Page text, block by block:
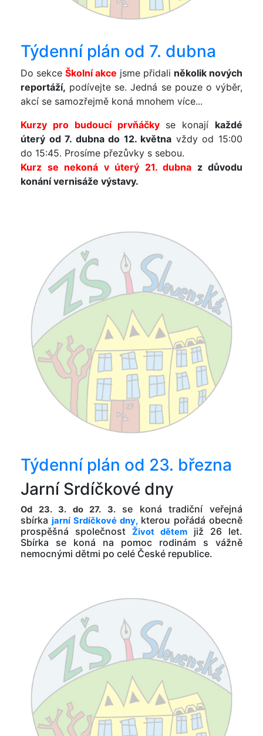
Týdenní plán od 7. dubna
Do sekce Školní akce jsme přidali několik nových
reportáží, podívejte se. Jedná se pouze o výběr,
akcí se samozřejmě koná mnohem více...
Kurzy pro budoucí prvňáčkyse konají každé
úterý od 7. dubna do 12. května vždy od 15:00
do 15:45. Prosíme přezůvky s sebou.
Kurz se nekoná v úterý 21. dubna z důvodu
konání vernisáže výstavy.
Týdenní plán od 23. března
Jarní Srdíčkové dny
Od 23. 3. do 27. 3.se koná tradiční veřejná
sbírka jarní Srdíčkové dny,kterou pořádá obecně
prospěšná společnost Život dětem již 26 let.
Sbírka se koná na pomoc rodinám s vážně
nemocnými dětmi po celé České republice.